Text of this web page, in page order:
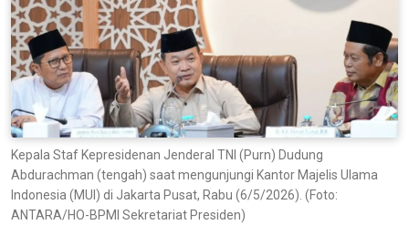
Kepala Staf Kepresidenan Jenderal TNI (Purn) Dudung
Abdurachman (tengah) saat mengunjungi Kantor Majelis Ulama
Indonesia (MUI) di Jakarta Pusat, Rabu (6/5/2026). (Foto:
ANTARA/HO-BPMI Sekretariat Presiden)